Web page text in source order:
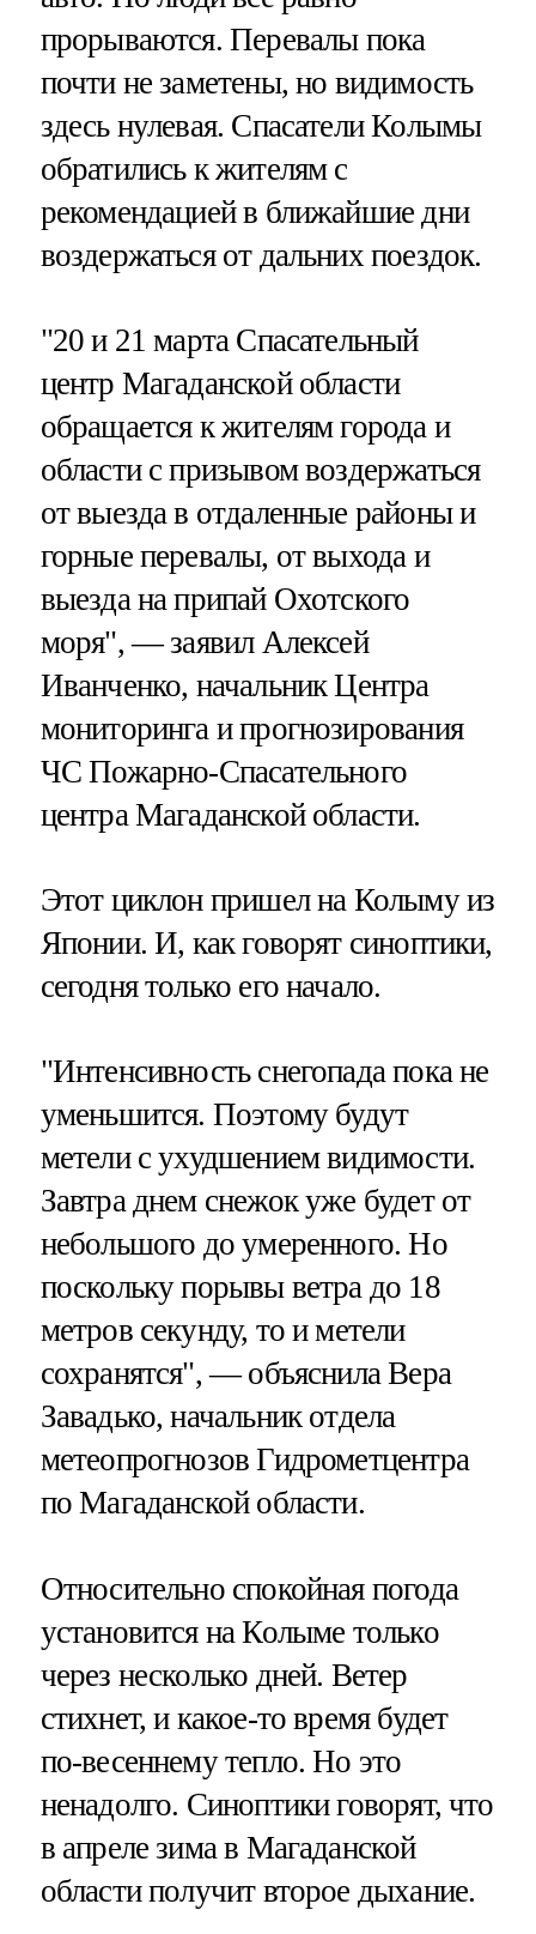
прорываются. Перевалы пока
почти не заметены, но видимость
здесь нулевая. Спасатели Колымы
обратились к жителям с
рекомендацией в ближайшие дни
воздержаться от дальних поездок.
"20 и 21 марта Спасательный
центр Магаданской области
обращается к жителям города и
области с призывом воздержаться
от выезда в отдаленные районы и
горные перевалы, от выхода и
выезда на припай Охотского
моря", — заявил Алексей
Иванченко, начальник Центра
мониторинга и прогнозирования
ЧС Пожарно-Спасательного
центра Магаданской области.
Этот циклон пришел на Колыму из
Японии. И, как говорят синоптики,
сегодня только его начало.
"Интенсивность снегопада пока не
уменьшится. Поэтому будут
метели с ухудшением видимости.
Завтра днем снежок уже будет от
небольшого до умеренного. Но
поскольку порывы ветра до 18
метров секунду, то и метели
сохранятся", — объяснила Вера
Завадько, начальник отдела
метеопрогнозов Гидрометцентра
по Магаданской области.
Относительно спокойная погода
установится на Колыме только
через несколько дней. Ветер
стихнет, и какое-то время будет
по-весеннему тепло. Но это
ненадолго. Синоптики говорят, что
в апреле зима в Магаданской
области получит второе дыхание.